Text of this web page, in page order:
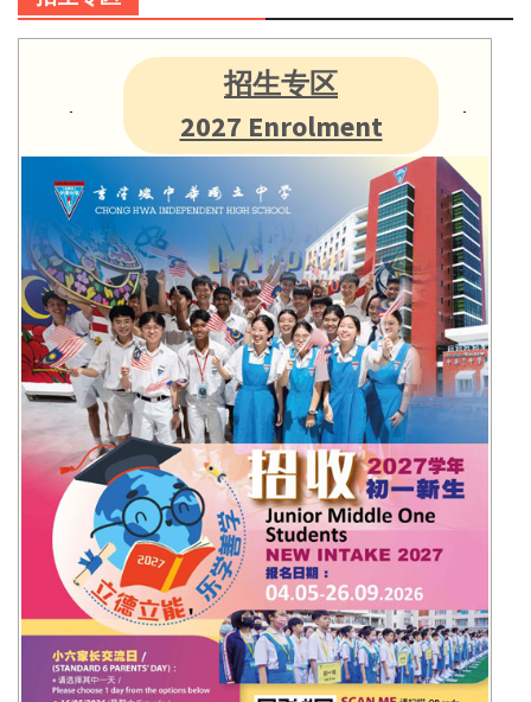
招生专区
2027 Enrolment